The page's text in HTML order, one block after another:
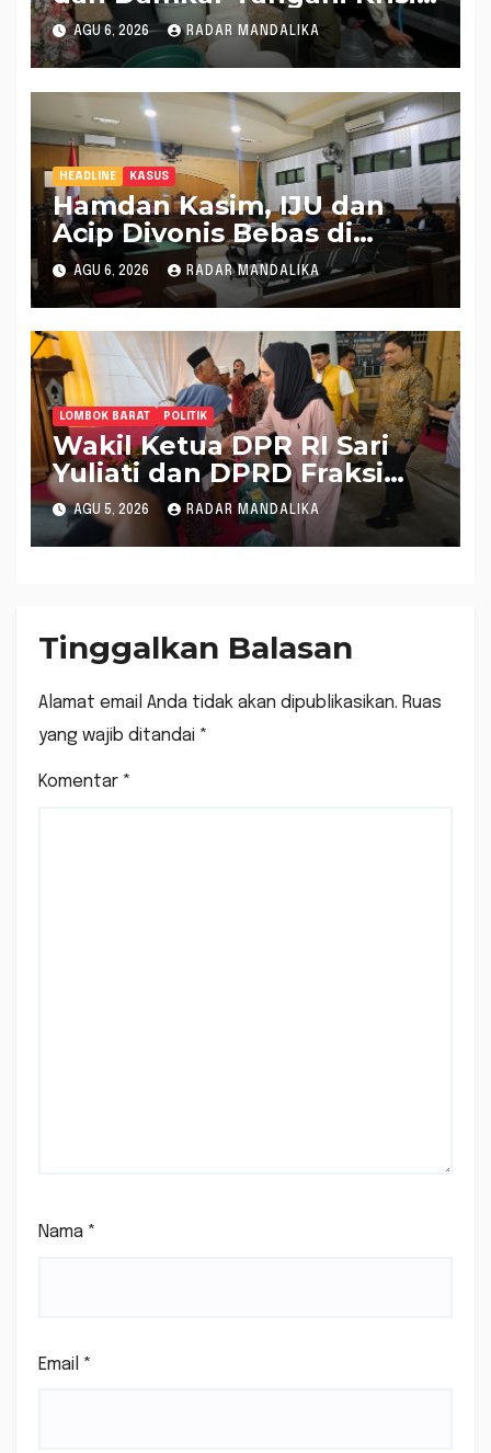
Air Bersih di Lobar
AGU 6, 2026 RADAR MANDALIKA
HEADLINE KASUS
Hamdan Kasim, IJU dan
Acip Divonis Bebas di
Kasus Dugaan Gratifikasi
DPRD NTB, Kuasa Hukum:
Putusan Bersifat Final
AGU 6, 2026 RADAR MANDALIKA
LOMBOK BARAT POLITIK
Wakil Ketua DPR RI Sari
Yuliati dan DPRD Fraksi
Golkar Kolaborasi
Alokasikan Ratusan Unit
Bantuan RTLH
AGU 5, 2026 RADAR MANDALIKA
Tinggalkan Balasan
Alamat email Anda tidak akan dipublikasikan. Ruas
yang wajib ditandai *
Komentar *
Nama *
Email *